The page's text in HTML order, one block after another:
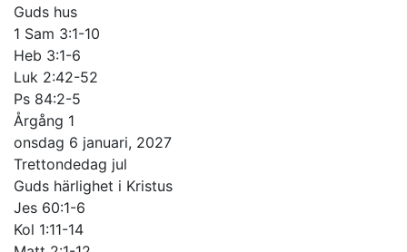
Guds hus
1 Sam 3:1-10
Heb 3:1-6
Luk 2:42-52
Ps 84:2-5
Årgång 1
onsdag 6 januari, 2027
Trettondedag jul
Guds härlighet i Kristus
Jes 60:1-6
Kol 1:11-14